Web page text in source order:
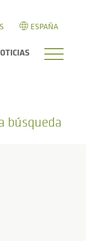
ESPAÑA
búsqueda